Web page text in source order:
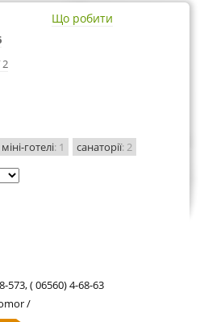
2
Що робити
міні-готелі: 1 санаторії: 2
573, ( 06560) 4-68-63
/